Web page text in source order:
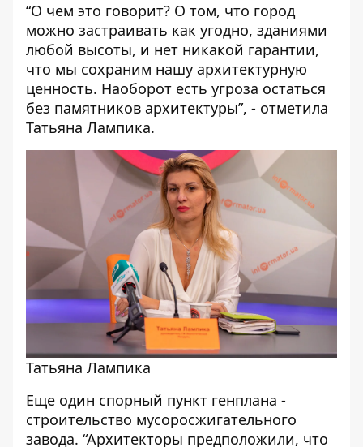
“О чем это говорит? О том, что город
можно застраивать как угодно, зданиями
любой высоты, и нет никакой гарантии,
что мы сохраним нашу архитектурную
ценность. Наоборот есть угроза остаться
без памятников архитектуры”, - отметила
Татьяна Лампика.
Татьяна Лампика
Еще один спорный пункт генплана -
строительство мусоросжигательного
завода. “Архитекторы предположили, что